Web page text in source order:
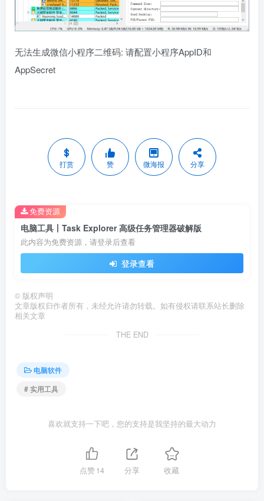
无法生成微信小程序二维码: 请配置小程序AppID和
AppSecret
打赏 赞 微海报 分享
电脑工具丨Task Explorer 高级任务管理器破解版
此内容为免费资源，请登录后查看
登录查看
免费资源
© 版权声明
文章版权归作者所有，未经允许请勿转载。如有侵权请联系站长删除
相关文章
THE END
电脑软件
# 实用工具
喜欢就支持一下吧，您的支持是我坚持的最大动力
点赞14 分享 收藏